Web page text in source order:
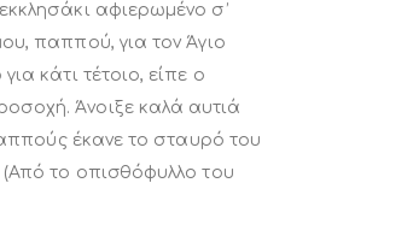
αφιερωμένο σ’
παππού, για τον Άγιο
κάτι τέτοιο, είπε ο
Άνοιξε καλά αυτιά
έκανε το σταυρό του
το οπισθόφυλλο του